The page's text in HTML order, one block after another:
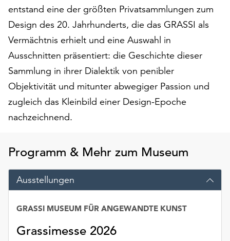
die
Schaltfläche
„Cookie-
Einstellungen“
zur
Verfügung.
Funktionale
Cookies
werden
auch
Einverständnis
weiterhin
ausgeführt.
Sie
verwendeten
entstand eine der größten Privatsammlungen zum
Design des 20. Jahrhunderts, die das GRASSI als
Vermächtnis erhielt und eine Auswahl in
Ausschnitten präsentiert: die Geschichte dieser
Sammlung in ihrer Dialektik von penibler
Objektivität und mitunter abwegiger Passion und
zugleich das Kleinbild einer Design-Epoche
nachzeichnend.
Programm & Mehr zum Museum
Ausstellungen
Grassimesse 2026
GRASSI MUSEUM FÜR ANGEWANDTE KUNST